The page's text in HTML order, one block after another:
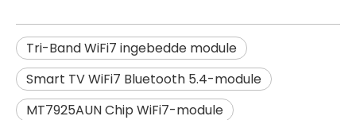
Tri-Band WiFi7 ingebedde module
Smart TV WiFi7 Bluetooth 5.4-module
MT7925AUN Chip WiFi7-module